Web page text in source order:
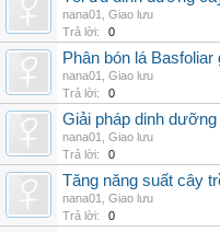
nana01
Giao lưu
Trả lời:
0
Phân bón lá
nana01
Giao lưu
Trả lời:
0
Giải pháp dinh
nana01
Giao lưu
Trả lời:
0
Tăng năng suất cây
nana01
Giao lưu
Trả lời:
0